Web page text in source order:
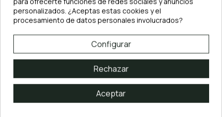
Características principales:
·
Tasa de crecimiento: Baja
·
Demanda de luz: Media
Lilaeopsis brasiliensis In-Vitroes la elección perfecta si buscas un
, resistente y estético para tu acuario plantado,
aportando realismo y equilibrio visual a cualquier proyecto deaquascaping.
personalizados. ¿Aceptas estas cookies y el
procesamiento de datos personales involucrados?
Configurar
Rechazar
Aceptar